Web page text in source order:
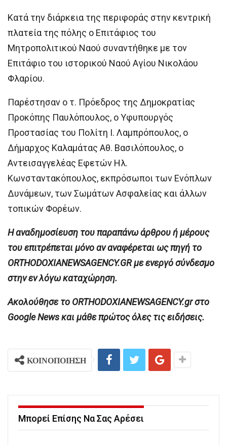
Κατά την διάρκεια της περιφοράς στην κεντρική
πλατεία της πόλης ο Επιτάφιος του
Μητροπολιτικού Ναού συναντήθηκε με τον
Επιτάφιο του ιστορικού Ναού Αγίου Νικολάου
Φλαρίου.
Παρέστησαν ο τ. Πρόεδρος της Δημοκρατίας
Προκόπης Παυλόπουλος, ο Υφυπουργός
Προστασίας του Πολίτη Ι. Λαμπρόπουλος, ο
Δήμαρχος Καλαμάτας Αθ. Βασιλόπουλος, ο
Αντεισαγγελέας Εφετών Ηλ.
Κωνσταντακόπουλος, εκπρόσωποι των Ενόπλων
Δυνάμεων, των Σωμάτων Ασφαλείας και άλλων
τοπικών Φορέων.
H αναδημοσίευση του παραπάνω άρθρου ή μέρους
του επιτρέπεται μόνο αν αναφέρεται ως πηγή το
ORTHODOXIANEWSAGENCY.GR με ενεργό σύνδεσμο
στην εν λόγω καταχώρηση.
Ακολούθησε το ORTHODOXIANEWSAGENCY.gr στο
Google News και μάθε πρώτος όλες τις ειδήσεις.
ΚΟΙΝΟΠΟΙΗΣΗ
Μπορεί Επίσης Να Σας Αρέσει